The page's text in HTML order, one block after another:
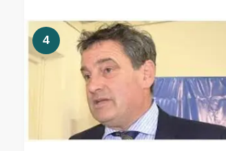
obras prometidas en todo el país
4